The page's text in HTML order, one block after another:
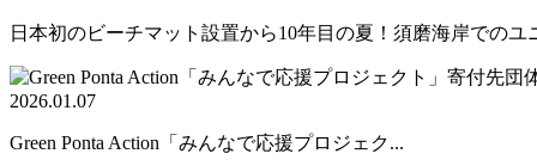
日本初のビーチマット設置から10年目の夏！須磨海岸でのユ
2026.01.07
Green Ponta Action「みんなで応援プロジェク...